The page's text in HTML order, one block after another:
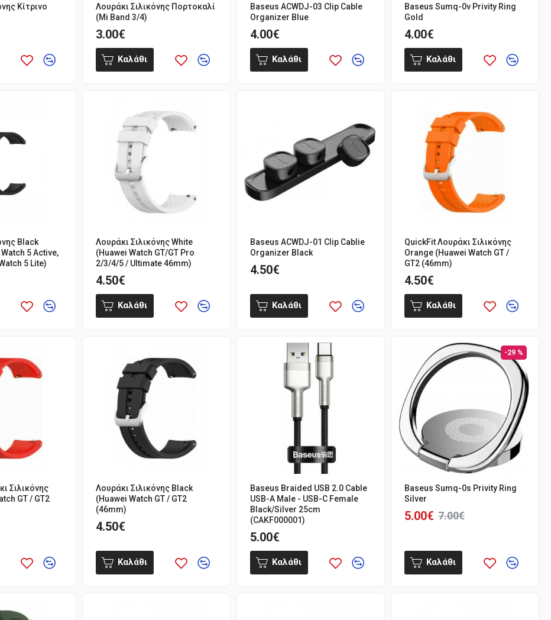
Κίτρινο
Λουράκι Σιλικόνης Πορτοκαλί
(Mi Band 3/4)
3.00€
Καλάθι
Baseus ACWDJ-03 Clip Cable
Organizer Blue
4.00€
Καλάθι
Baseus Sumq-0v Privity Ring
Gold
4.00€
Καλάθι
Black
5 Active,
5 Lite)
Λουράκι Σιλικόνης White
(Huawei Watch GT/GT Pro
2/3/4/5 / Ultimate 46mm)
4.50€
Καλάθι
Baseus ACWDJ-01 Clip Cablie
Organizer Black
4.50€
Καλάθι
QuickFit Λουράκι Σιλικόνης
Orange (Huawei Watch GT /
GT2 (46mm)
4.50€
Καλάθι
Σιλικόνης
GT / GT2
Λουράκι Σιλικόνης Black
(Huawei Watch GT / GT2
(46mm)
4.50€
Καλάθι
Baseus Braided USB 2.0 Cable
USB-A Male - USB-C Female
Black/Silver 25cm
(CAKF000001)
5.00€
Καλάθι
-29 %
Baseus Sumq-0s Privity Ring
Silver
5.00€ 7.00€
Καλάθι